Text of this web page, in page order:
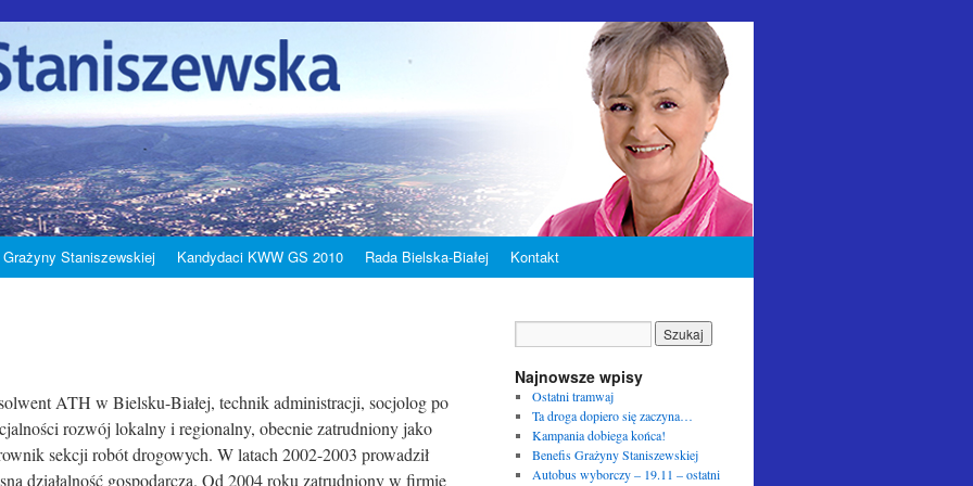
Staniszewskiej Kandydaci KWW GS 2010 Rada Bielska-Białej Kontakt
ATH w Bielsku-Białej, technik administracji, socjolog po
rozwój lokalny i regionalny, obecnie zatrudniony jako
sekcji robót drogowych. W latach 2002-2003 prowadził
działalność gospodarczą. Od 2004 roku zatrudniony w firmie
Najnowsze wpisy
Ostatni tramwaj
Ta droga dopiero się zaczyna…
Kampania dobiega końca!
Benefis Grażyny Staniszewskiej
Autobus wyborczy – 19.11 – ostatni